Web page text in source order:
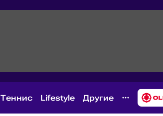
Теннис Lifestyle Другие